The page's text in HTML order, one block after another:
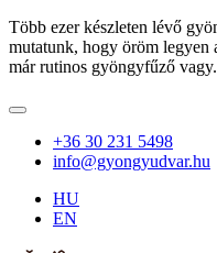
Több ezer készleten lévő
mutatunk, hogy öröm legyen
már rutinos gyöngyfűző vagy.
+36 30 231 5498
info@gyongyudvar.hu
HU
EN